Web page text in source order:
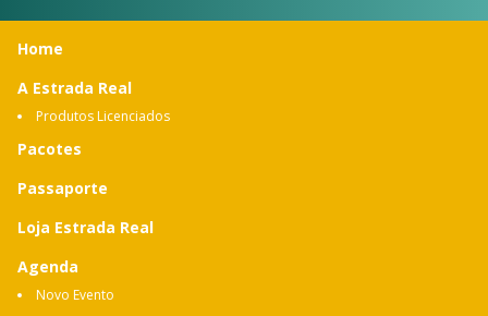
Home
A Estrada Real
Produtos Licenciados
Pacotes
Passaporte
Loja Estrada Real
Agenda
Novo Evento